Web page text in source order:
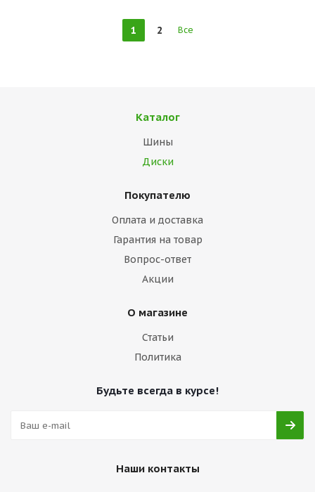
1 2 Все
Каталог
Шины
Диски
Покупателю
Оплата и доставка
Гарантия на товар
Вопрос-ответ
Акции
О магазине
Статьи
Политика
Будьте всегда в курсе!
Наши контакты